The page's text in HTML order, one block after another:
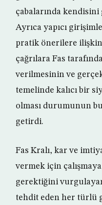
çabalarında
Ayrıca yapıcı
pratik önerilere
çağrılara Fas
verilmesinin ve
temelinde kalıcı bir
olması durumunun bu
getirdi.
Fas Kralı, kar ve
vermek için
gerektiğini
tehdit eden her türlü